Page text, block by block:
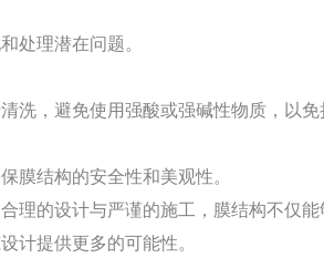
处理潜在问题。
洗，避免使用强酸或强碱性物质，以免
膜结构的安全性和美观性。
的设计与严谨的施工，膜结构不仅能
计提供更多的可能性。